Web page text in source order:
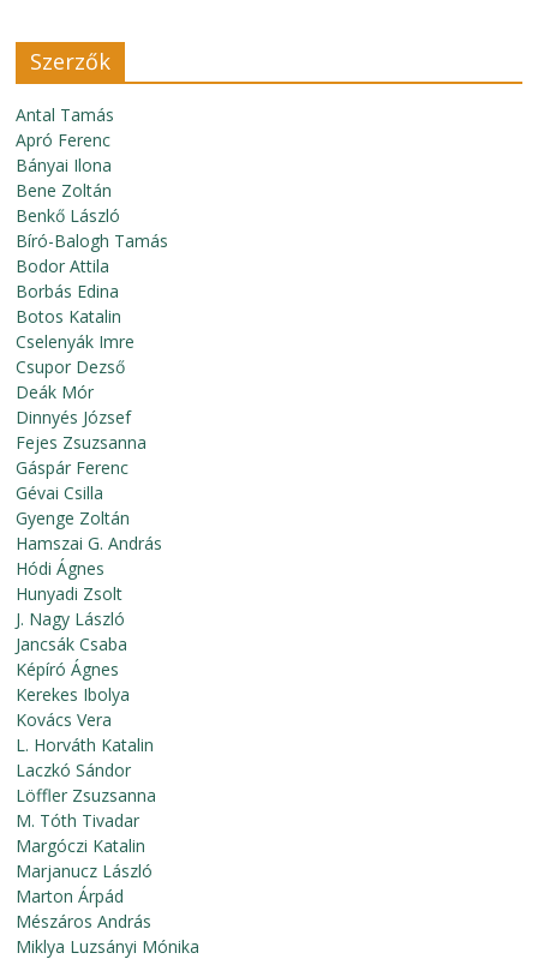
Szerzők
Antal Tamás
Apró Ferenc
Bányai Ilona
Bene Zoltán
Benkő László
Bíró-Balogh Tamás
Bodor Attila
Borbás Edina
Botos Katalin
Cselenyák Imre
Csupor Dezső
Deák Mór
Dinnyés József
Fejes Zsuzsanna
Gáspár Ferenc
Gévai Csilla
Gyenge Zoltán
Hamszai G. András
Hódi Ágnes
Hunyadi Zsolt
J. Nagy László
Jancsák Csaba
Képíró Ágnes
Kerekes Ibolya
Kovács Vera
L. Horváth Katalin
Laczkó Sándor
Löffler Zsuzsanna
M. Tóth Tivadar
Margóczi Katalin
Marjanucz László
Marton Árpád
Mészáros András
Miklya Luzsányi Mónika